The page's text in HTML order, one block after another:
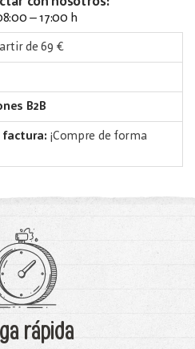
– 17:00 h
de 69 €
B2B
factura: ¡Compre de forma
rápida